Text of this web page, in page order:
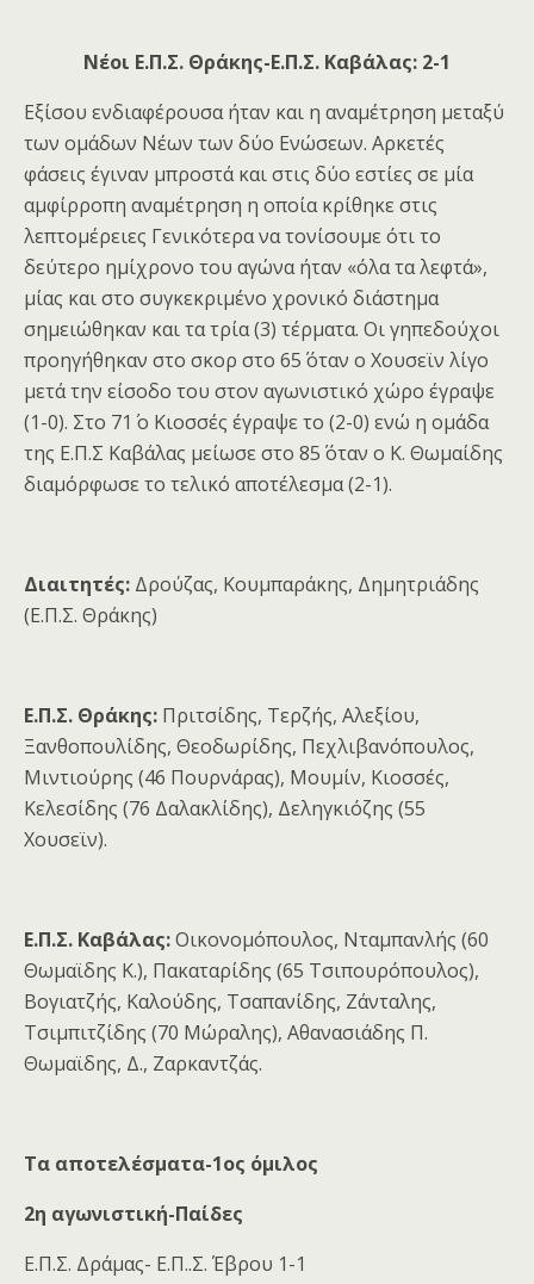
Νέοι Ε.Π.Σ. Θράκης-Ε.Π.Σ. Καβάλας: 2-1
Εξίσου ενδιαφέρουσα ήταν και η αναμέτρηση μεταξύ
των ομάδων Νέων των δύο Ενώσεων. Αρκετές
φάσεις έγιναν μπροστά και στις δύο εστίες σε μία
αμφίρροπη αναμέτρηση η οποία κρίθηκε στις
λεπτομέρειες Γενικότερα να τονίσουμε ότι το
δεύτερο ημίχρονο του αγώνα ήταν «όλα τα λεφτά»,
μίας και στο συγκεκριμένο χρονικό διάστημα
σημειώθηκαν και τα τρία (3) τέρματα. Οι γηπεδούχοι
προηγήθηκαν στο σκορ στο 65΄ όταν ο Χουσεϊν λίγο
μετά την είσοδο του στον αγωνιστικό χώρο έγραψε
(1-0). Στο 71΄ ο Κιοσσές έγραψε το (2-0) ενώ η ομάδα
της Ε.Π.Σ Καβάλας μείωσε στο 85΄ όταν ο Κ. Θωμαίδης
διαμόρφωσε το τελικό αποτέλεσμα (2-1).
Διαιτητές: Δρούζας, Κουμπαράκης, Δημητριάδης
(Ε.Π.Σ. Θράκης)
Ε.Π.Σ. Θράκης: Πριτσίδης, Τερζής, Αλεξίου,
Ξανθοπουλίδης, Θεοδωρίδης, Πεχλιβανόπουλος,
Μιντιούρης (46 Πουρνάρας), Μουμίν, Κιοσσές,
Κελεσίδης (76 Δαλακλίδης), Δεληγκιόζης (55
Χουσεϊν).
Ε.Π.Σ. Καβάλας:Οικονομόπουλος, Νταμπανλής (60
Θωμαϊδης Κ.), Πακαταρίδης (65 Τσιπουρόπουλος),
Βογιατζής, Καλούδης, Τσαπανίδης, Ζάνταλης,
Τσιμπιτζίδης (70 Μώραλης), Αθανασιάδης Π.
Θωμαϊδης, Δ., Ζαρκαντζάς.
Τα αποτελέσματα-1ος όμιλος
2η αγωνιστική-Παίδες
Ε.Π.Σ. Δράμας- Ε.Π..Σ. Έβρου 1-1